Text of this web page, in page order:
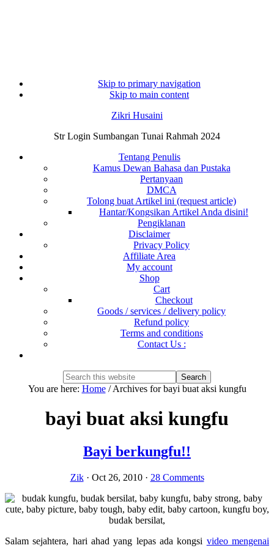
Skip to primary navigation
Skip to main content
Zikri Husaini
Str Login Sumbangan Tunai Rahmah 2024
Tentang Penulis
Kamus Dewan Bahasa dan Pustaka
Pertanyaan
DMCA
Tolong buat Artikel ini (request article)
Hantar/Kongsikan Artikel Anda disini!
Pengiklanan
Disclaimer
Privacy Policy
Affiliate Area
My account
Shop
Cart
Checkout
Goods / services / delivery policy
Refund policy
Terms and conditions
Contact Us :
Search
this
Hide
You are here: Home /Archives for bayi buat aksi kungfu
bayi buat aksi kungfu
Bayi berkungfu!!
Zik· Oct 26, 2010· 28 Comments
Salam sejahtera, hari ahad yang lepas ada kongsi video mengenai